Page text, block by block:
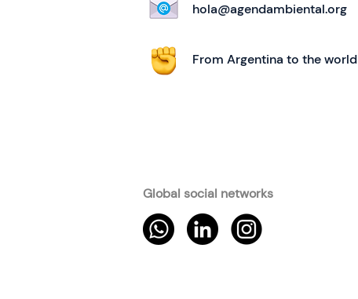
hola@agendambiental.org
From Argentina to the world
Global social networks